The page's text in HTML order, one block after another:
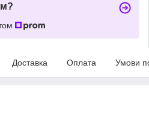
Доставка Оплата Умови